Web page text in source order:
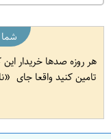
هر روزه صدها خریدار این
تامین کنید واقعا جای